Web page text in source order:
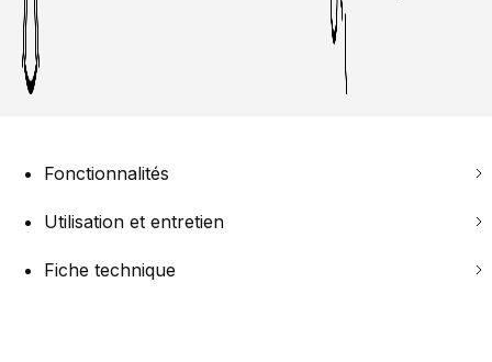
Fonctionnalités
Utilisation et entretien
Fiche technique